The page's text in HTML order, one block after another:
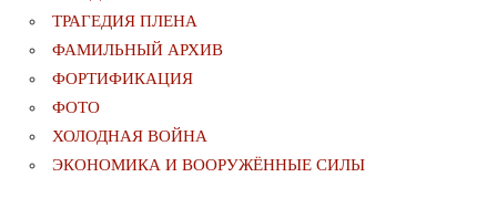
ТРАГЕДИЯ ПЛЕНА
ФАМИЛЬНЫЙ АРХИВ
ФОРТИФИКАЦИЯ
ФОТО
ХОЛОДНАЯ ВОЙНА
ЭКОНОМИКА И ВООРУЖЁННЫЕ СИЛЫ